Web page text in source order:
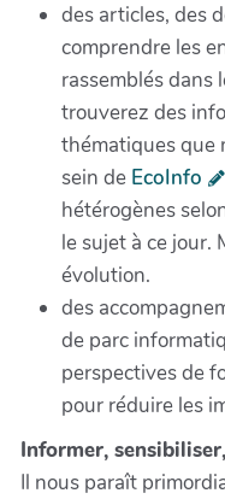
des articles, des
comprendre les
rassemblés dans
trouverez des
thématiques que
sein de EcoInfo
hétérogènes
le sujet à ce jour.
évolution.
des
de parc
perspectives de
pour réduire les
Informer,
Il nous paraît